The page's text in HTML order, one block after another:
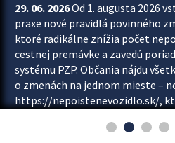
29. 06. 2026Od 1. augusta 2026
praxe nové pravidlá povinného
ktoré radikálne znížia počet
cestnej premávke a zavedú
systému PZP. Občania nájdu
o zmenách na jednom mieste –
https://nepoistenevozidlo.sk/,
asociácie poisťovní (SLASPO) a